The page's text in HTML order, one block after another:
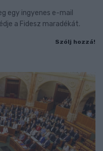
egy ingyenes e-mail
a Fidesz maradékát.
Szólj hozzá!